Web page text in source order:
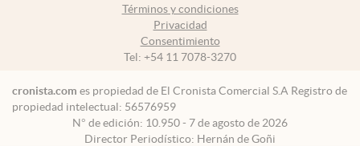
Términos y condiciones
Privacidad
Consentimiento
Tel: +54 11 7078-3270
cronista.com es propiedad de El Cronista Comercial S.A Registro de
propiedad intelectual: 56576959
N° de edición: 10.950 - 7 de agosto de 2026
Director Periodístico: Hernán de Goñi